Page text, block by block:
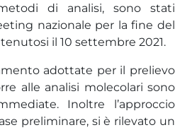
di analisi, sono stati
nazionale per la fine del
il 10 settembre 2021.
adottate per il prelievo
alle analisi molecolari sono
Inoltre l’approccio
preliminare, si è rilevato un